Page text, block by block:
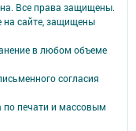
Все права защищены.
сайте, защищены
в любом объеме
согласия
по печати и массовым